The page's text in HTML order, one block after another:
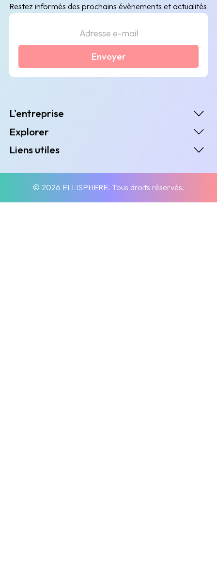
Restez informés des prochains évènements et actualités
Envoyer
L'entreprise
Explorer
Liens utiles
© 2026 ELLISPHERE. Tous droits réservés.